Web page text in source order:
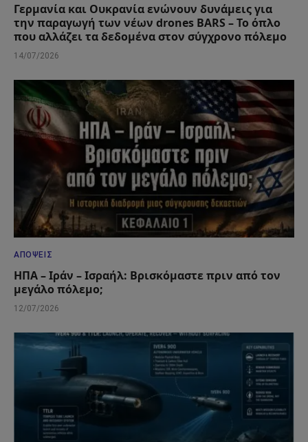
Γερμανία και Ουκρανία ενώνουν δυνάμεις για
την παραγωγή των νέων drones BARS – Το όπλο
που αλλάζει τα δεδομένα στον σύγχρονο πόλεμο
14/07/2026
ΑΠΌΨΕΙΣ
ΗΠΑ – Ιράν – Ισραήλ: Βρισκόμαστε πριν από τον
μεγάλο πόλεμο;
12/07/2026